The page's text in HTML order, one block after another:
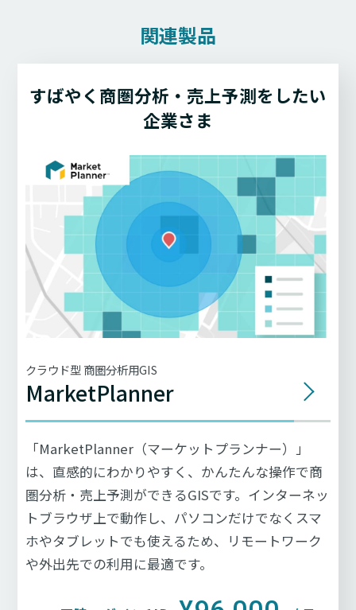
関連製品
すばやく商圏分析・売上予測をしたい
企業さま
クラウド型 商圏分析用GIS
MarketPlanner
「MarketPlanner（マーケットプランナー）」
は、直感的にわかりやすく、かんたんな操作で商
圏分析・売上予測ができるGISです。インターネッ
トブラウザ上で動作し、パソコンだけでなくスマ
ホやタブレットでも使えるため、リモートワーク
や外出先での利用に最適です。